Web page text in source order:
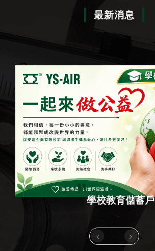
最新消息
"學校教育儲蓄戶